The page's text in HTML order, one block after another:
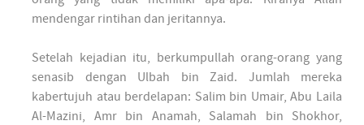
mendengar rintihan dan jeritannya.
Setelah kejadian itu, berkumpullah orang-orang yang
senasib dengan Ulbah bin Zaid. Jumlah mereka
kabertujuh atau berdelapan: Salim bin Umair, Abu Laila
Al-Mazini, Amr bin Anamah, Salamah bin Shokhor,